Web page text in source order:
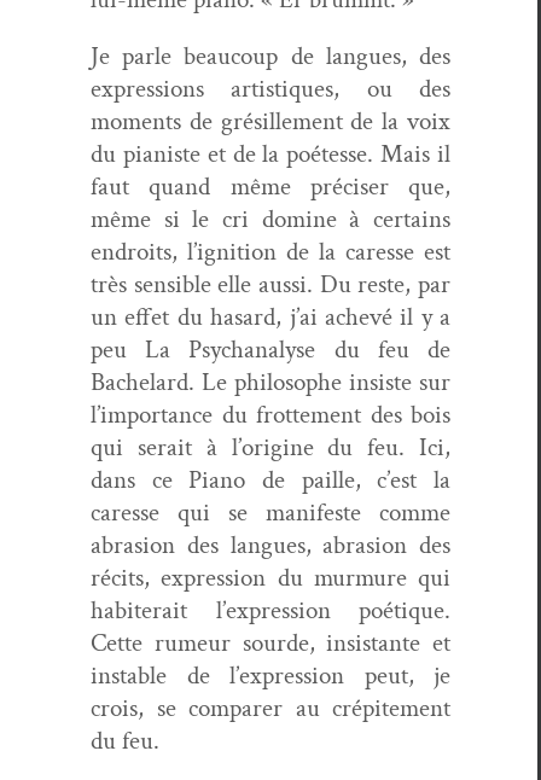
Je par­le beau­coup de langues, des
expres­sions artis­tiques, ou des
moments de grésille­ment de la voix
du pianiste et de la poétesse. Mais il
faut quand même pré­cis­er que,
même si le cri domine à cer­tains
endroits, l’ignition de la caresse est
très sen­si­ble elle aus­si. Du reste, par
un effet du hasard, j’ai achevé il y a
peu La Psy­ch­analyse du feude
Bachelard. Le philosophe insiste sur
l’importance du frot­te­ment des bois
qui serait à l’origine du feu. Ici,
dans ce Piano de paille, c’est la
caresse qui se man­i­feste comme
abra­sion des langues, abra­sion des
réc­its, expres­sion du mur­murequi
habiterait l’expression poé­tique.
Cette rumeur sourde, insis­tante et
insta­ble de l’expression peut, je
crois, se com­par­er au crépite­ment
du feu.